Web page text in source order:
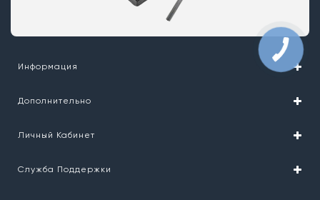
Информация
Дополнительно
Личный Кабинет
Служба Поддержки